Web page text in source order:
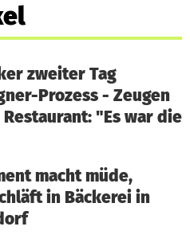
zweiter Tag
Prozess - Zeugen
Restaurant: "Es war die
macht müde,
in Bäckerei in